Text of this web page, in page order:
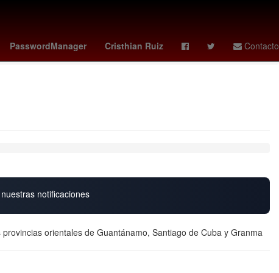
PasswordManager Cristhian Ruiz Contacto
gp azerbaiyán juventus vs pisa
athletic - barcelona
notificaciones
orientales de Guantánamo, Santiago de Cuba y Granma